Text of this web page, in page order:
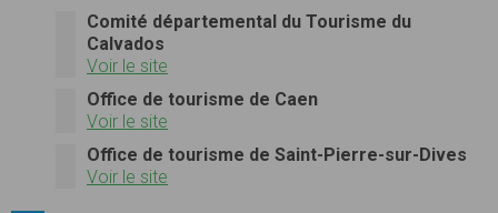
Comité départemental du Tourisme du
Calvados
Voir le site
Office de tourisme de Caen
Voir le site
Office de tourisme de Saint-Pierre-sur-Dives
Voir le site